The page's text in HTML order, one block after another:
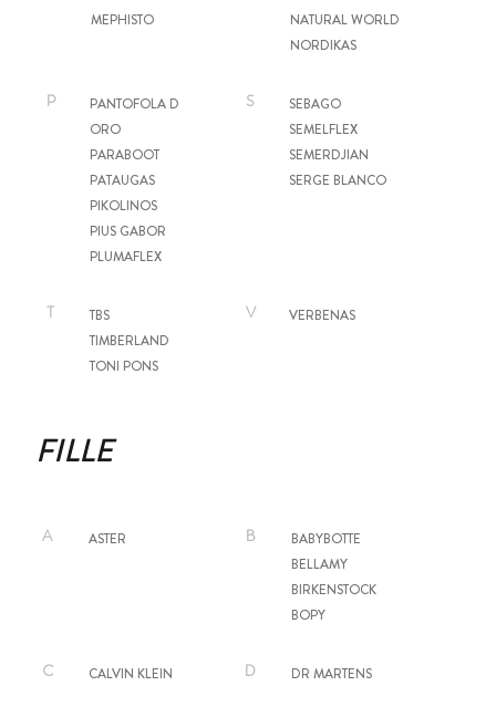
MEPHISTO
NATURAL WORLD
NORDIKAS
P
PANTOFOLA D
ORO
PARABOOT
PATAUGAS
PIKOLINOS
PIUS GABOR
PLUMAFLEX
S
SEBAGO
SEMELFLEX
SEMERDJIAN
SERGE BLANCO
T
TBS
TIMBERLAND
TONI PONS
V VERBENAS
FILLE
A ASTER B
BABYBOTTE
BELLAMY
BIRKENSTOCK
BOPY
C CALVIN KLEIN D DR MARTENS